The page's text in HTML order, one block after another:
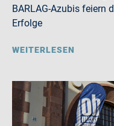
BARLAG-Azubis feiern
Erfolge
WEITERLESEN